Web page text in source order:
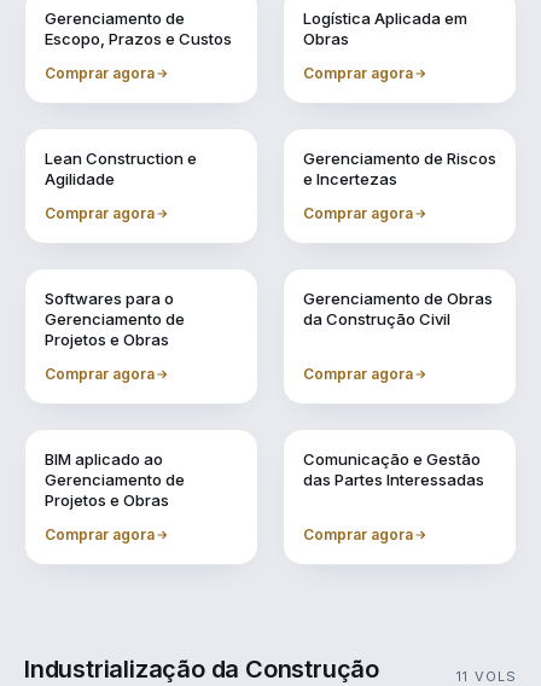
Gerenciamento de
Escopo, Prazos e Custos
Comprar agora
Vol. 3
Logística Aplicada em
Obras
Comprar agora
Lean Construction e
Agilidade
Comprar agora
Gerenciamento de Riscos
e Incertezas
Comprar agora
Softwares para o
Gerenciamento de
Projetos e Obras
Comprar agora
Gerenciamento de Obras
da Construção Civil
Comprar agora
BIM aplicado ao
Gerenciamento de
Projetos e Obras
Comprar agora
Comunicação e Gestão
das Partes Interessadas
Comprar agora
Industrialização da Construção 11 VOLS